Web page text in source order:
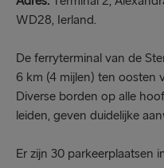
WD28, Ierland.
De ferryterminal van de
6 km (4 mijlen) ten oosten
Diverse borden op alle
leiden, geven duidelijke
Er zijn 30 parkeerplaatsen